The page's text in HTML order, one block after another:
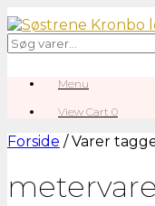
Gå
til
indhold
Søg
efter:
Menu
View
cart
View Cart 0
Forside / Varer